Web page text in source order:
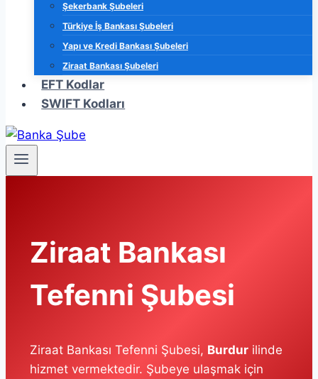
Şekerbank Şubeleri
Türkiye İş Bankası Şubeleri
Yapı ve Kredi Bankası Şubeleri
Ziraat Bankası Şubeleri
EFT Kodlar
SWIFT Kodları
Ziraat Bankası
Tefenni Şubesi
Ziraat Bankası Tefenni Şubesi, Burdur ilinde
hizmet vermektedir. Şubeye ulaşmak için